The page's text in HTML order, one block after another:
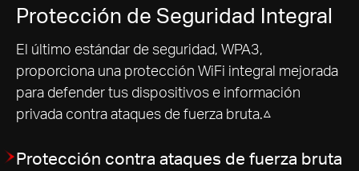
Protección de Seguridad Integral
El último estándar de seguridad, WPA3,
proporciona una protección WiFi integral mejorada
para defender tus dispositivos e información
privada contra ataques de fuerza bruta.△
Protección contra ataques de fuerza bruta